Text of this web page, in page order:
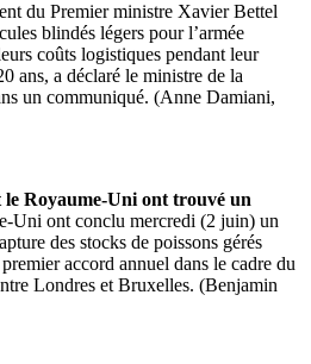
du Premier ministre Xavier Bettel
blindés légers pour l’armée
coûts logistiques pendant leur
ans, a déclaré le ministre de la
un communiqué. (Anne Damiani,
le Royaume-Uni ont trouvé un
Uni ont conclu mercredi (2 juin) un
des stocks de poissons gérés
accord annuel dans le cadre du
Londres et Bruxelles. (Benjamin